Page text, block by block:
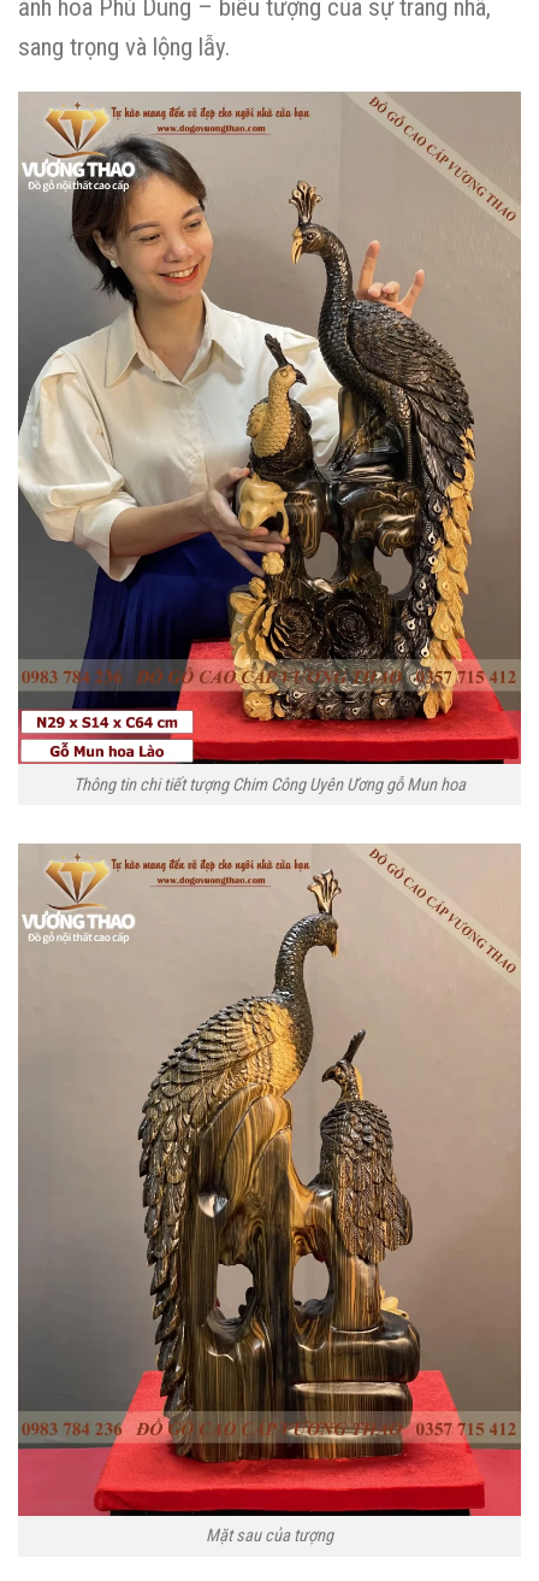
ảnh hoa Phù Dung – biểu tượng của sự trang nhã,
sang trọng và lộng lẫy.
Thông tin chi tiết tượng Chim Công Uyên Ương gỗ Mun hoa
Mặt sau của tượng